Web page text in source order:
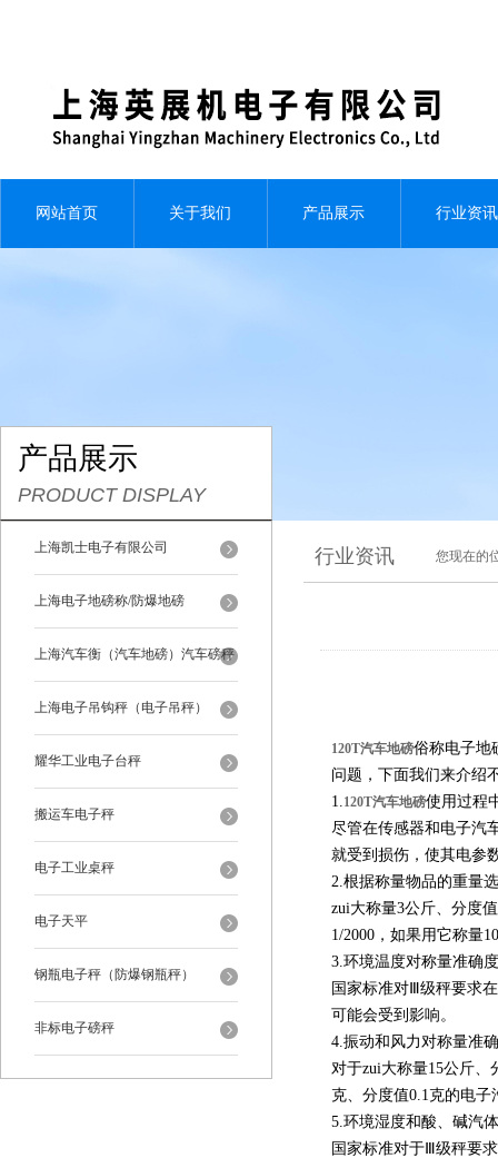
网站首页 关于我们 产品展示 行业资讯
产品展示
PRODUCT DISPLAY
上海凯士电子有限公司
上海电子地磅称/防爆地磅
上海汽车衡（汽车地磅）汽车磅秤
上海电子吊钩秤（电子吊秤）
耀华工业电子台秤
搬运车电子秤
电子工业桌秤
电子天平
钢瓶电子秤（防爆钢瓶秤）
非标电子磅秤
行业资讯 您现在的
120T汽车地磅俗称电子地
问题，下面我们来介绍
1.120T汽车地磅使用过程
尽管在传感器和电子汽
就受到损伤，使其电参
2.根据称量物品的重量
zui大称量3公斤、分度
1/2000，如果用它称量
3.环境温度对称量准确
国家标准对Ⅲ级秤要求
可能会受到影响。
4.振动和风力对称量准
对于zui大称量15公斤、
克、分度值0.1克的电
5.环境湿度和酸、碱汽
国家标准对于Ⅲ级秤要